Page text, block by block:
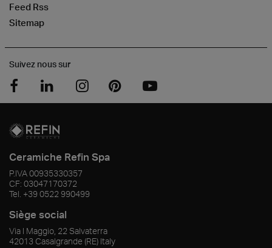
Feed Rss
Sitemap
Suivez nous sur
Ceramiche Refin Spa
P.IVA00935330357
CF: 03047170372
Tel. +39 0522 990499
Siège social
Via I Maggio, 22 Salvaterra
42013 Casalgrande (RE) Italy